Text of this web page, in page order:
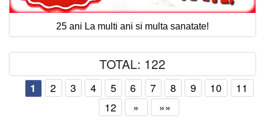
25 ani La multi ani si multa sanatate!
TOTAL: 122
1 2 3 4 5 6 7 8 9 10
11
12
» »»